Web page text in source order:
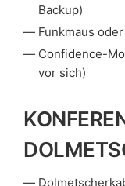
Backup)
Funkmaus
Confidence-
vor sich)